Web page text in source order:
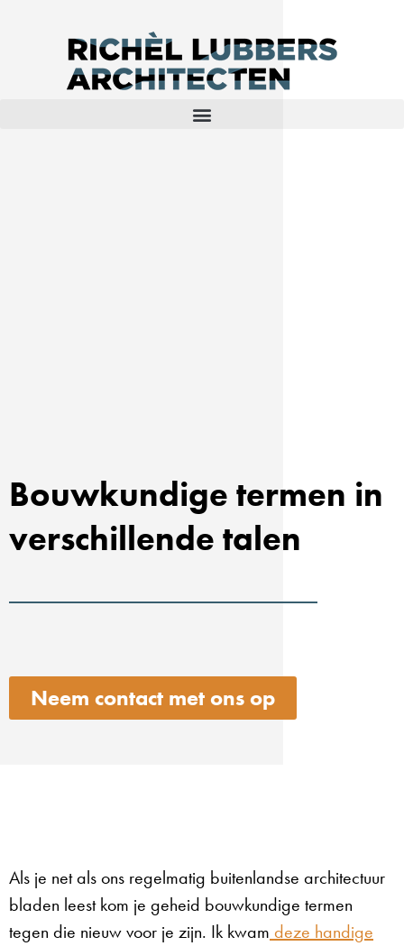
Bouwkundige termen in
verschillende talen
Neem contact met ons op
Als je net als ons regelmatig buitenlandse architectuur
bladen leest kom je geheid bouwkundige termen
tegen die nieuw voor je zijn. Ik kwam deze handige